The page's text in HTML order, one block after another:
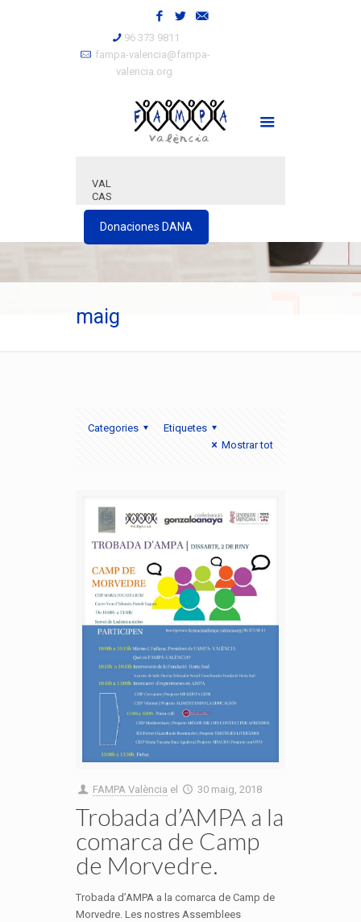
96 373 9811
fampa-valencia@fampa-
valencia.org
VAL
CAS
Donaciones DANA
maig
Categories
Etiquetes
Mostrar tot
FAMPA València el 30 maig, 2018
Trobada d’AMPA a la
comarca de Camp
de Morvedre.
Trobada d’AMPA a la comarca de Camp de
Morvedre. Les nostres Assemblees